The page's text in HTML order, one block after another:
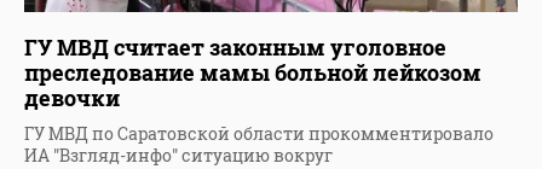
ГУ МВД считает законным уголовное
преследование мамы больной лейкозом
девочки
ГУ МВД по Саратовской области прокомментировало
ИА "Взгляд-инфо" ситуацию вокруг